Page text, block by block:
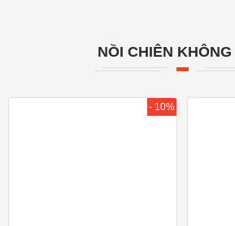
NỒI CHIÊN
- 10%